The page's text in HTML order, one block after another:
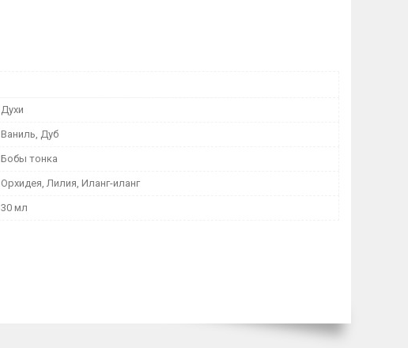
Духи
Ваниль, Дуб
Бобы тонка
Орхидея, Лилия, Иланг-иланг
30 мл